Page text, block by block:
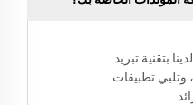
بتقنية تبريد
وتلبي تطبيقات